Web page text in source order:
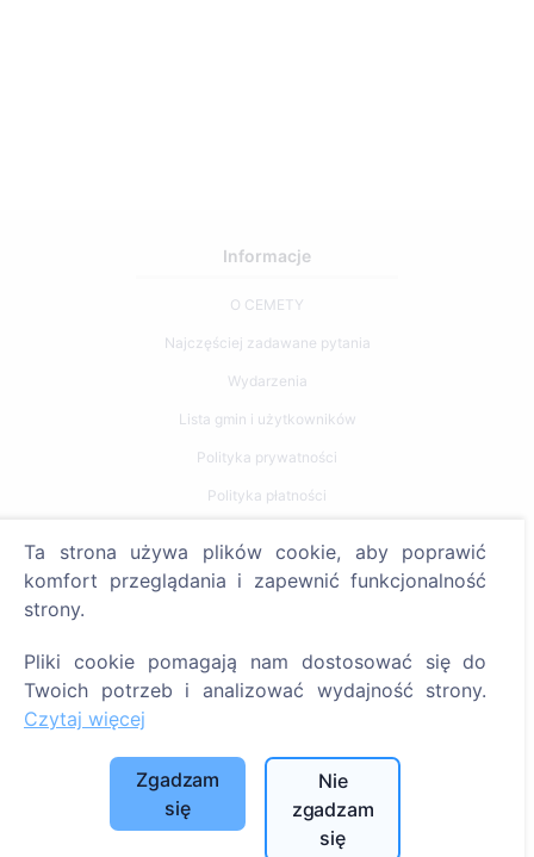
Informacje
O CEMETY
Najczęściej zadawane pytania
Wydarzenia
Lista gmin i użytkowników
Polityka prywatności
Polityka płatności
Szukaj
Szukaj cmentarzy
SIA "CEMETY", LV40103618951
Ta strona używa plików cookie, aby poprawić
komfort przeglądania i zapewnić funkcjonalność
strony.
Pliki cookie pomagają nam dostosować się do
Twoich potrzeb i analizować wydajność strony.
Czytaj więcej
Zgadzam
się
Nie
zgadzam
się